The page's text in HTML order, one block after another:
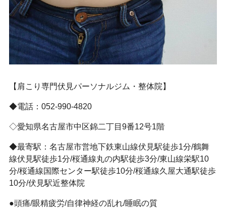
【肩こり専門伏見パーソナルジム・整体院】
◆電話：052-990-4820
◇愛知県名古屋市中区錦二丁目9番12号1階
◆最寄駅：名古屋市営地下鉄東山線伏見駅徒歩1分/鶴舞
線伏見駅徒歩1分/桜通線丸の内駅徒歩3分/東山線栄駅10
分/桜通線国際センター駅徒歩10分/桜通線久屋大通駅徒歩
10分/伏見駅近整体院
●頭痛/眼精疲労/自律神経の乱れ/睡眠の質